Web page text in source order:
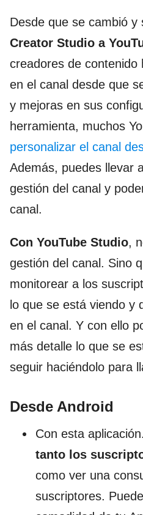
Desde que se cambió y
Creator Studio a
creadores de contenido
en el canal desde que
y mejoras en sus
herramienta, muchos
personalizar el canal
Además, puedes llevar
gestión del canal y
canal.
Con YouTube Studio,
gestión del canal. Sino
monitorear a los
lo que se está viendo y
en el canal. Y con ello
más detalle lo que se
seguir haciéndolo para
Desde Android
Con esta
tanto los
como ver una
suscriptores.